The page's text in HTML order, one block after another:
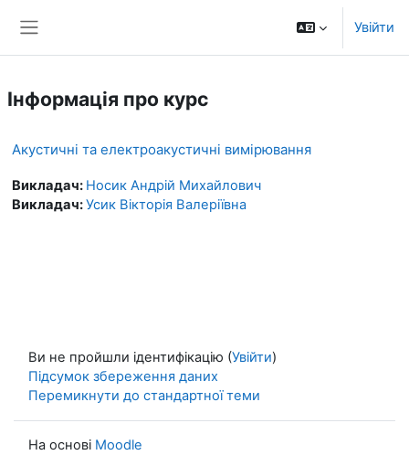
Увійти
Інформація про курс
Акустичні та електроакустичні вимірювання
Викладач: Носик Андрій Михайлович
Викладач:Усик Вікторія Валеріївна
Ви не пройшли ідентифікацію (Увійти)
Підсумок збереження даних
Перемикнути до стандартної теми
На основі Moodle